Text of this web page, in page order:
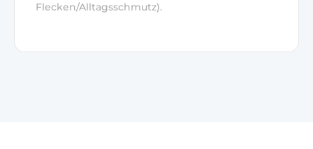
Flecken/Alltagsschmutz).